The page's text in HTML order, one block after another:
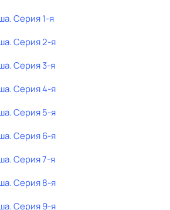
. Серия 1-я
. Серия 2-я
. Серия 3-я
. Серия 4-я
. Серия 5-я
. Серия 6-я
. Серия 7-я
. Серия 8-я
. Серия 9-я